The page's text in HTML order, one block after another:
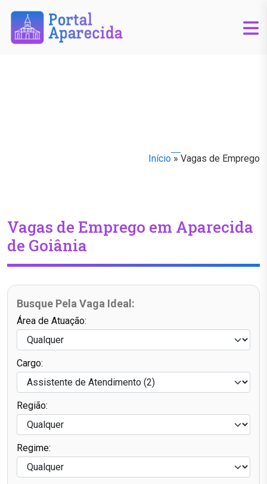
Início » Vagas de Emprego
Vagas de Emprego em Aparecida
de Goiânia
Busque Pela Vaga Ideal:
Área de Atuação:
Cargo:
Região:
Regime: